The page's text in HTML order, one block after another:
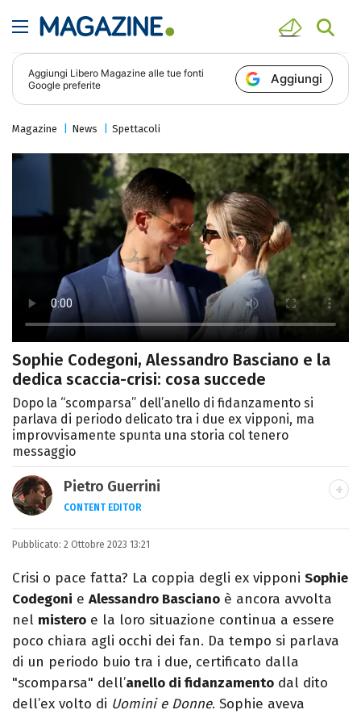
Aggiungi Libero Magazine alle tue fonti
Google preferite
Aggiungi
Magazine News Spettacoli
Sophie Codegoni, Alessandro Basciano e la
dedica scaccia-crisi: cosa succede
Dopo la “scomparsa” dell’anello di fidanzamento si
parlava di periodo delicato tra i due ex vipponi, ma
improvvisamente spunta una storia col tenero
messaggio
Pietro Guerrini
CONTENT EDITOR
Laurea in Lettere, smania di viaggi e
Pixar).
Pubblicato: 2 Ottobre 2023 13:21
Crisi o pace fatta? La coppia degli ex vipponi Sophie
Codegoni e Alessandro Basciano è ancora avvolta
nel mistero e la loro situazione continua a essere
poco chiara agli occhi dei fan. Da tempo si parlava
di un periodo buio tra i due, certificato dalla
"scomparsa" dell’anello di fidanzamento dal dito
dell’ex volto di Uomini e Donne. Sophie aveva